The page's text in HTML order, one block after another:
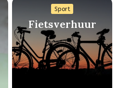
Sport
Fietsverhuur